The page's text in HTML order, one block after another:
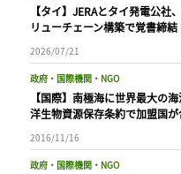
【タイ】JERAとタイ発電公社
リューチェーン構築で覚書締結
2026/07/21
政府・国際機関・NGO
【国際】南極海に世界最大の
洋生物資源保存条約で加盟国が
2016/11/16
政府・国際機関・NGO